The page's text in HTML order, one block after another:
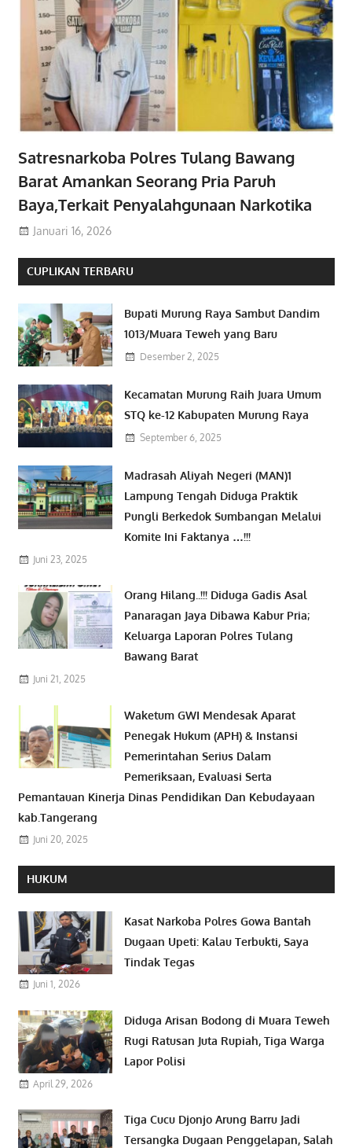
Satresnarkoba Polres Tulang Bawang
Barat Amankan Seorang Pria Paruh
Baya,Terkait Penyalahgunaan Narkotika
Januari 16, 2026
CUPLIKAN TERBARU
Bupati Murung Raya Sambut Dandim
1013/Muara Teweh yang Baru
Desember 2, 2025
Kecamatan Murung Raih Juara Umum
STQ ke-12 Kabupaten Murung Raya
September 6, 2025
Madrasah Aliyah Negeri (MAN)1
Lampung Tengah Diduga Praktik
Pungli Berkedok Sumbangan Melalui
Komite Ini Faktanya …!!!
Juni 23, 2025
Orang Hilang..!!! Diduga Gadis Asal
Panaragan Jaya Dibawa Kabur Pria;
Keluarga Laporan Polres Tulang
Bawang Barat
Juni 21, 2025
Waketum GWI Mendesak Aparat
Penegak Hukum (APH) & Instansi
Pemerintahan Serius Dalam
Pemeriksaan, Evaluasi Serta
Pemantauan Kinerja Dinas Pendidikan Dan Kebudayaan
kab.Tangerang
Juni 20, 2025
HUKUM
Kasat Narkoba Polres Gowa Bantah
Dugaan Upeti: Kalau Terbukti, Saya
Tindak Tegas
Juni 1, 2026
Diduga Arisan Bodong di Muara Teweh
Rugi Ratusan Juta Rupiah, Tiga Warga
Lapor Polisi
April 29, 2026
Tiga Cucu Djonjo Arung Barru Jadi
Tersangka Dugaan Penggelapan, Salah